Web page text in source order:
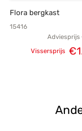
Flora bergkast
15416
Adviesprijs
Vissersprijs €